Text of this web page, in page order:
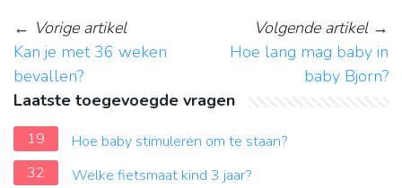
← Vorige artikel
Kan je met 36 weken
bevallen?
Volgende artikel→
Hoe lang mag baby in
baby Bjorn?
Laatste toegevoegde vragen
19
Hoe baby stimuleren om te staan?
32
Welke fietsmaat kind 3 jaar?